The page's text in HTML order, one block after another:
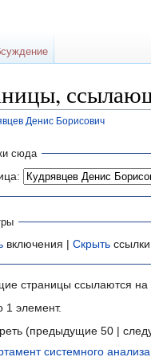
Денис Борисович
сюда
включения | Скрыть
страницы ссылаются на
1 элемент.
(предыдущие 50 |
системного